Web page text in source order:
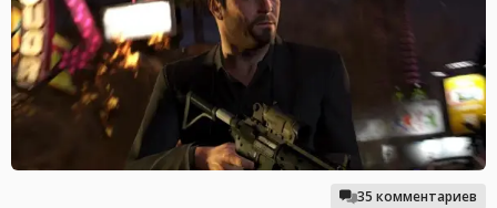
35 комментариев